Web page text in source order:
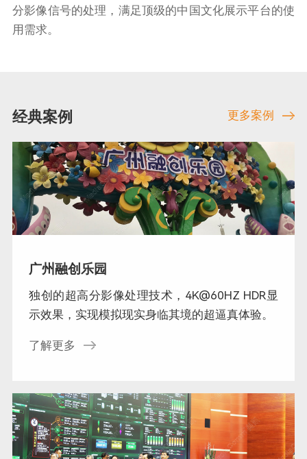
分影像信号的处理，满足顶级的中国文化展示平台的使
用需求。
经典案例
广州融创乐园
独创的超高分影像处理技术，4K@60HZ HDR显
示效果，实现模拟现实身临其境的超逼真体验。
了解更多
更多案例